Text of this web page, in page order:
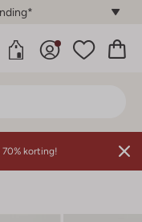
korting!